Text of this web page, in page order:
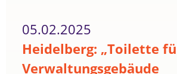
05.02.2025
Heidelberg: „Toilette
Verwaltungsgebäude